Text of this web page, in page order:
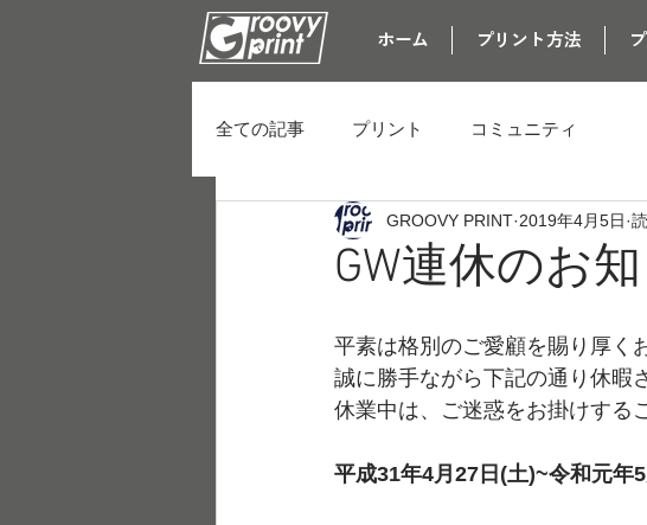
ホーム プリント方法
全ての記事 プリント コミュニティ
GW連休のお
GROOVY PRINT 2019年4月5日
平素は格別のご愛顧を賜り厚く
誠に勝手ながら下記の通り休暇
休業中は、ご迷惑をお掛けする
平成31年4月27日(土)~令和元年